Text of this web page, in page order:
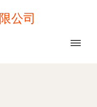
公司